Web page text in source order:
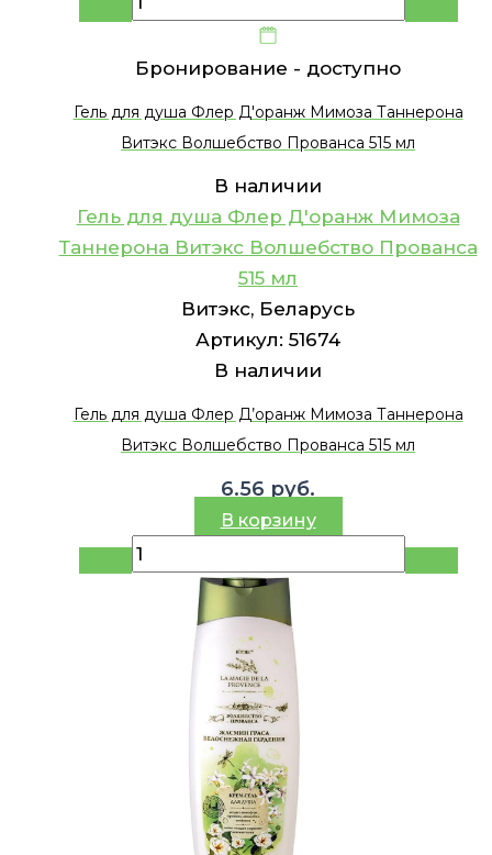
Бронирование - доступно
Гель для душа Флер Д'оранж Мимоза Таннерона
Витэкс Волшебство Прованса 515 мл
В наличии
Гель для душа Флер Д'оранж Мимоза
Таннерона Витэкс Волшебство Прованса
515 мл
Витэкс, Беларусь
Артикул: 51674
В наличии
Гель для душа Флер Д’оранж Мимоза Таннерона
Витэкс Волшебство Прованса 515 мл
6.56 руб.
В корзину